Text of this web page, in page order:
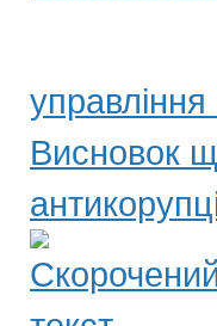
Висновок